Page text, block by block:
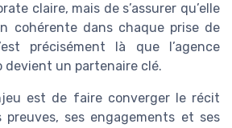
claire, mais de s’assurer qu’elle
cohérente dans chaque prise de
précisément là que l’agence
devient un partenaire clé.
est de faire converger le récit
preuves, ses engagements et ses